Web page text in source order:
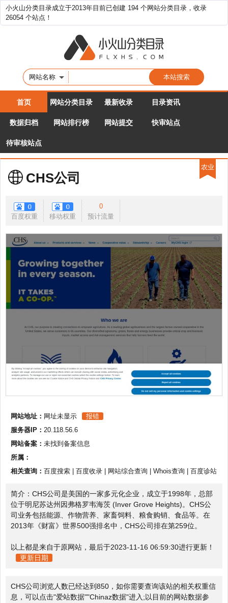
小火山分类目录成立于2013年目前已创建 194 个网站分类目录，收录
26054 个站点！
网站名称
首页 网站分类目录 最新收录 目录资讯
数据归档 网站排行榜 网站提交 快审站点
待审核站点
CHS公司
百度权重 移动权重
0
预计流量
网站地址： 网址未显示
报错
服务器IP： 20.118.56.6
网站备案： 未找到备案信息
所属：
相关查询： 百度搜索 百度收录 网站综合查询 Whois查询 百度诊站
简介：CHS公司是美国的一家多元化企业，成立于1998年，总部
位于明尼苏达州因弗格罗韦海茨 (Inver Grove Heights)。CHS公
司业务包括能源、作物营养、家畜饲料、粮食购销、食品等。在
2013年《财富》世界500强排名中，CHS公司排在第259位。
以上都是来自于原网站，最后于2023-11-16 06:59:30进行更新！
更新日期
CHS公司浏览人数已经达到850，如你需要查询该站的相关权重信
息，可以点击"爱站数据""Chinaz数据"进入;以目前的网站数据参
农业